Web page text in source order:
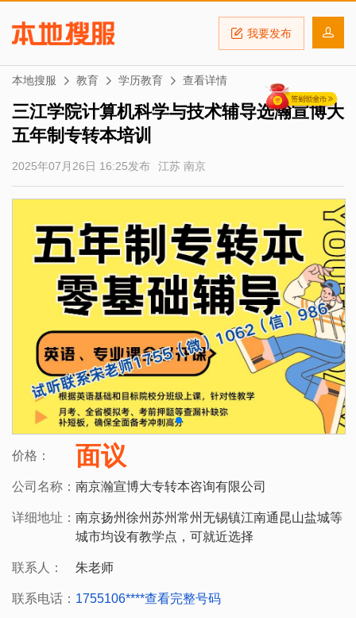
我要发布
本地搜服 教育 学历教育 查看详情
三江学院计算机科学与技术辅导选瀚宣博大
五年制专转本培训
2025年07月26日 16:25发布 江苏 南京
价格： 面议
公司名称： 南京瀚宣博大专转本咨询有限公司
详细地址： 南京扬州徐州苏州常州无锡镇江南通昆山盐城等
城市均设有教学点，可就近选择
联系人： 朱老师
联系电话： 1755106****查看完整号码